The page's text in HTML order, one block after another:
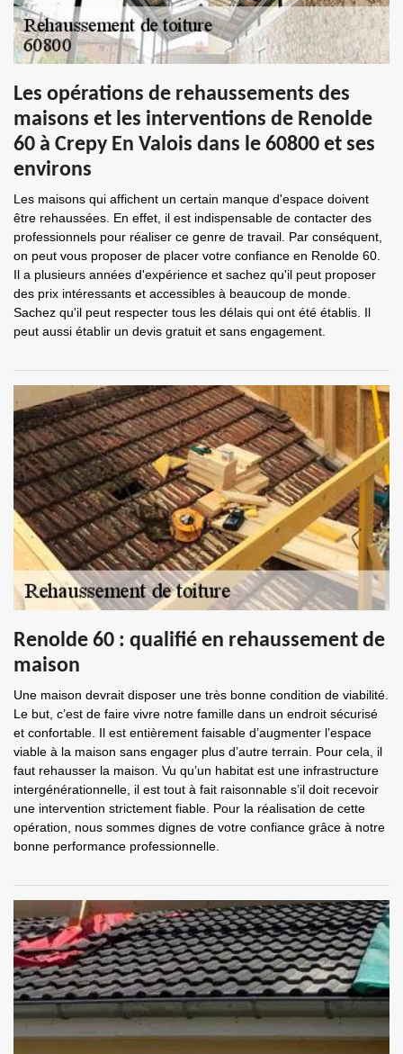
Les opérations de rehaussements des
maisons et les interventions de Renolde
60 à Crepy En Valois dans le 60800 et ses
environs
Les maisons qui affichent un certain manque d'espace doivent
être rehaussées. En effet, il est indispensable de contacter des
professionnels pour réaliser ce genre de travail. Par conséquent,
on peut vous proposer de placer votre confiance en Renolde 60.
Il a plusieurs années d'expérience et sachez qu'il peut proposer
des prix intéressants et accessibles à beaucoup de monde.
Sachez qu'il peut respecter tous les délais qui ont été établis. Il
peut aussi établir un devis gratuit et sans engagement.
Renolde 60 : qualifié en rehaussement de
maison
Une maison devrait disposer une très bonne condition de viabilité.
Le but, c’est de faire vivre notre famille dans un endroit sécurisé
et confortable. Il est entièrement faisable d’augmenter l’espace
viable à la maison sans engager plus d’autre terrain. Pour cela, il
faut rehausser la maison. Vu qu’un habitat est une infrastructure
intergénérationnelle, il est tout à fait raisonnable s’il doit recevoir
une intervention strictement fiable. Pour la réalisation de cette
opération, nous sommes dignes de votre confiance grâce à notre
bonne performance professionnelle.